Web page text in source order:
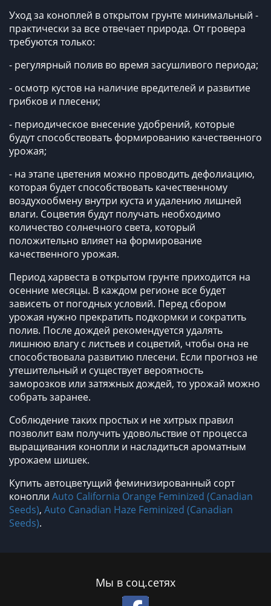
Уход за коноплей в открытом грунте минимальный -
практически за все отвечает природа. От гровера
требуются только:
- регулярный полив во время засушливого периода;
- осмотр кустов на наличие вредителей и развитие
грибков и плесени;
- периодическое внесение удобрений, которые
будут способствовать формированию качественного
урожая;
- на этапе цветения можно проводить дефолиацию,
которая будет способствовать качественному
воздухообмену внутри куста и удалению лишней
влаги. Соцветия будут получать необходимо
количество солнечного света, который
положительно влияет на формирование
качественного урожая.
Период харвеста в открытом грунте приходится на
осенние месяцы. В каждом регионе все будет
зависеть от погодных условий. Перед сбором
урожая нужно прекратить подкормки и сократить
полив. После дождей рекомендуется удалять
лишнюю влагу с листьев и соцветий, чтобы она не
способствовала развитию плесени. Если прогноз не
утешительный и существует вероятность
заморозков или затяжных дождей, то урожай можно
собрать заранее.
Соблюдение таких простых и не хитрых правил
позволит вам получить удовольствие от процесса
выращивания конопли и насладиться ароматным
урожаем шишек.
Купить автоцветущий феминизированный сорт
конопли Auto California Orange Feminized (Canadian
Seeds), Auto Canadian Haze Feminized (Canadian
Seeds).
Мы в соц.сетях